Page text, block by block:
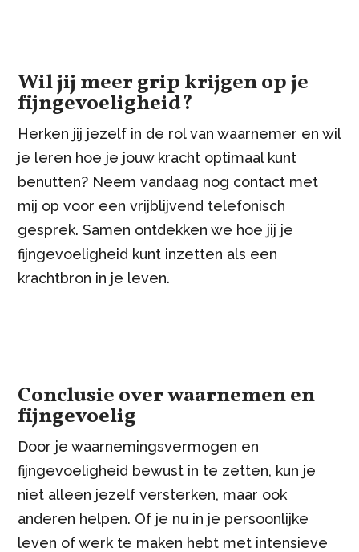
Wil jij meer grip krijgen op je
fijngevoeligheid?
Herken jij jezelf in de rol van waarnemer en wil
je leren hoe je jouw kracht optimaal kunt
benutten? Neem vandaag nog contact met
mij op voor een vrijblijvend telefonisch
gesprek. Samen ontdekken we hoe jij je
fijngevoeligheid kunt inzetten als een
krachtbron in je leven.
Conclusie over waarnemen en
fijngevoelig
Door je waarnemingsvermogen en
fijngevoeligheid bewust in te zetten, kun je
niet alleen jezelf versterken, maar ook
anderen helpen. Of je nu in je persoonlijke
leven of werk te maken hebt met intensieve